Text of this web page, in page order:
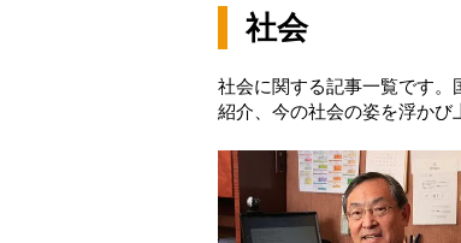
社会
社会に関する記事一覧です。
紹介、今の社会の姿を浮かび